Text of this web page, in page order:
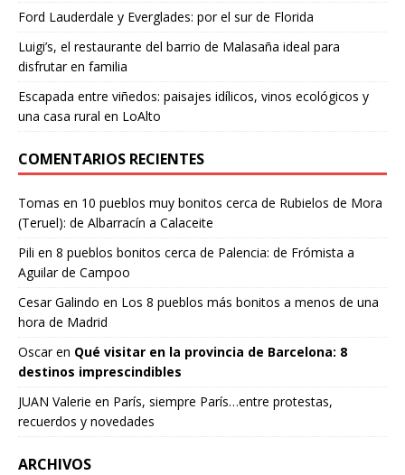
Ford Lauderdale y Everglades: por el sur de Florida
Luigi’s, el restaurante del barrio de Malasaña ideal para
disfrutar en familia
Escapada entre viñedos: paisajes idílicos, vinos ecológicos y
una casa rural en LoAlto
COMENTARIOS RECIENTES
Tomas en 10 pueblos muy bonitos cerca de Rubielos de Mora
(Teruel): de Albarracín a Calaceite
Pili en 8 pueblos bonitos cerca de Palencia: de Frómista a
Aguilar de Campoo
Cesar Galindo en Los 8 pueblos más bonitos a menos de una
hora de Madrid
Oscaren Qué visitar en la provincia de Barcelona: 8
destinos imprescindibles
JUAN Valerie en París, siempre París…entre protestas,
recuerdos y novedades
ARCHIVOS